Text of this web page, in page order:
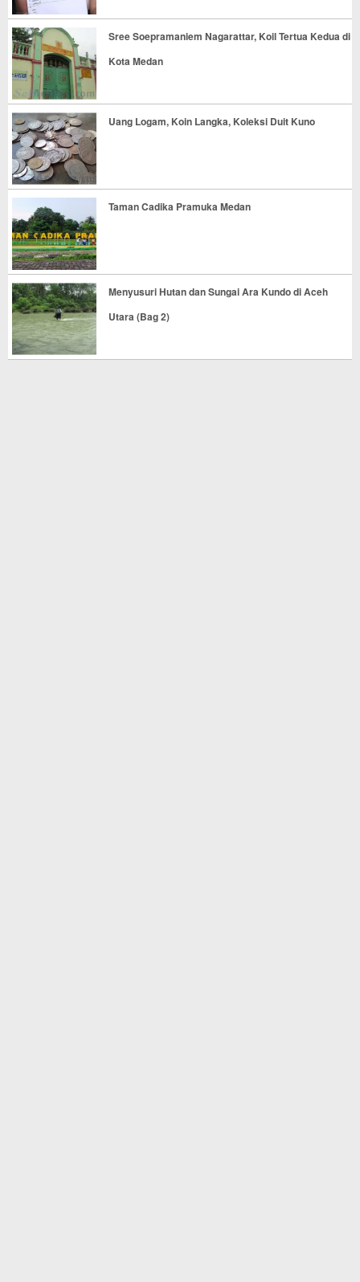
Sree Soepramaniem Nagarattar, Koil Tertua Kedua di
Kota Medan
Uang Logam, Koin Langka, Koleksi Duit Kuno
Taman Cadika Pramuka Medan
Menyusuri Hutan dan Sungai Ara Kundo di Aceh
Utara (Bag 2)